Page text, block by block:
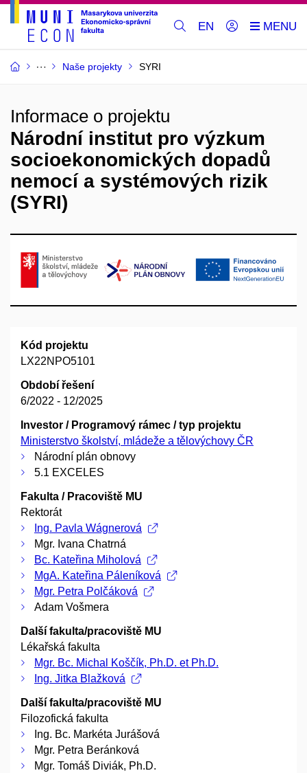
EN
Naše projekty SYRI
Informace o projektu
Národní institut pro výzkum
socioekonomických dopadů
nemocí a systémových rizik
(SYRI)
Kód projektu
LX22NPO5101
Období řešení
6/2022 - 12/2025
Investor / Programový rámec / typ projektu
Ministerstvo školství, mládeže a tělovýchovy ČR
Národní plán obnovy
5.1 EXCELES
Fakulta / Pracoviště MU
Rektorát
Ing. Pavla Wágnerová
Mgr. Ivana Chatrná
Bc. Kateřina Miholová
MgA. Kateřina Páleníková
Mgr. Petra Polčáková
Adam Vošmera
Další fakulta/pracoviště MU
Lékařská fakulta
Mgr. Bc. Michal Koščík, Ph.D. et Ph.D.
Ing. Jitka Blažková
Další fakulta/pracoviště MU
Filozofická fakulta
Ing. Bc. Markéta Jurášová
Mgr. Petra Beránková
Mgr. Tomáš Diviák, Ph.D.